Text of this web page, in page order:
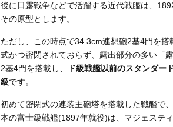
後に日露戦争などで活躍する近代戦艦は、
その原型とします。
ただし、この時点で34.3cm連想砲2基4門を
式かつ密閉されておらず、露出部分の多い「
2基4門を搭載し、
ド級戦艦以前のスタンダー
級です。
初めて密閉式の連装主砲塔を搭載した戦艦で
本の富士級戦艦(1897年就役)は、マジェステ